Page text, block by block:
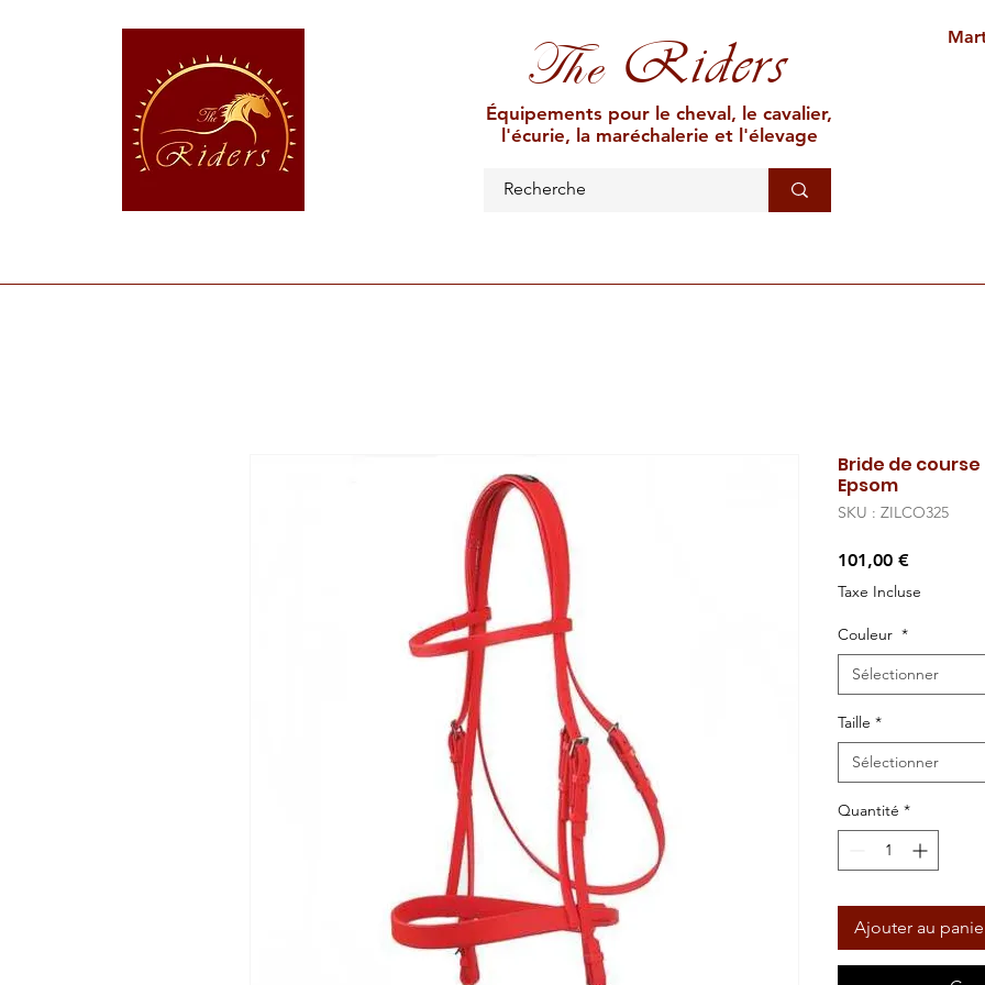
TheRiders
Équipements pour le cheval, le cavalier,
l'écurie, la maréchalerie et l'élevage
Bride de
Epsom
SKU : ZILCO325
101,00 €Prix
Taxe Incluse
Couleur *
Sélectionner
Taille *
Sélectionner
Quantité *
Ajouter au